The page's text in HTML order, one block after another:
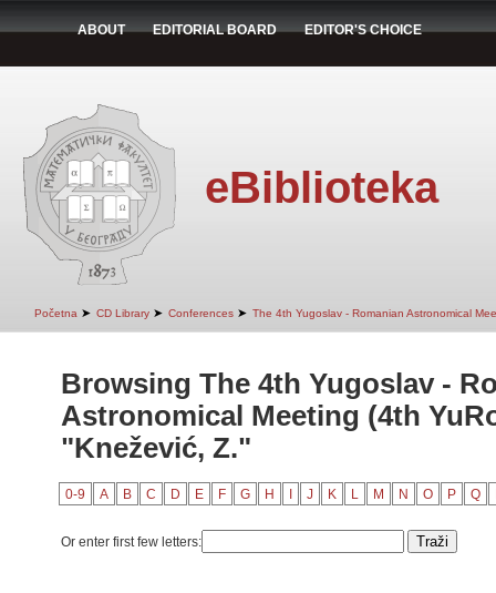
ABOUT EDITORIAL BOARD EDITOR'S CHOICE
eBiblioteka
Početna ➤ CD Library ➤ Conferences ➤ The 4th Yugoslav - Romanian Astronomical
Browsing The 4th Yugoslav -
Astronomical Meeting (4th
"Knežević, Z."
0-9 A B C D E F G H J K L M N O P Q
Or enter first few letters: